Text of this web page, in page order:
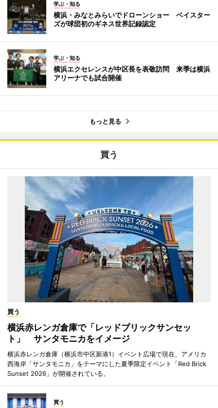
学ぶ・知る
横浜・みなとみらいでドローンショー ベイスター
ズが球団初のギネス世界記録認定
学ぶ・知る
横浜エクセレンスが中区長を表敬訪問 来季は横浜
アリーナでも試合開催
もっと見る
買う
買う
横浜赤レンガ倉庫で「レッドブリックサンセッ
ト」 サンタモニカをイメージ
横浜赤レンガ倉庫（横浜市中区新港1）イベント広場で現在、アメリカ
西海岸「サンタモニカ」をテーマにした夏季限定イベント「Red Brick
Sunset 2026」が開催されている。
買う